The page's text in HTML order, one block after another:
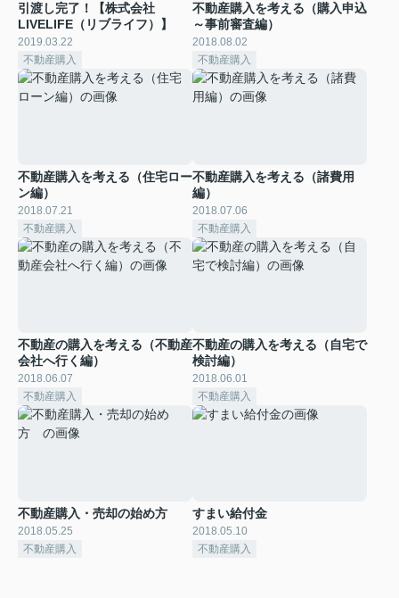
引渡し完了！【株式会社
LIVELIFE（リブライフ）】
2019.03.22
不動産購入
不動産購入を考える（購入申込
～事前審査編）
2018.08.02
不動産購入
不動産購入を考える（住宅ロー
ン編）
2018.07.21
不動産購入
不動産購入を考える（諸費用
編）
2018.07.06
不動産購入
不動産の購入を考える（不動産
会社へ行く編）
2018.06.07
不動産購入
不動産の購入を考える（自宅で
検討編）
2018.06.01
不動産購入
不動産購入・売却の始め方
2018.05.25
不動産購入
すまい給付金
2018.05.10
不動産購入